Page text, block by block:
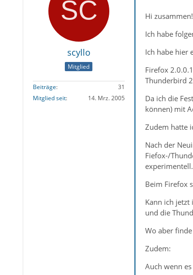
scyllo
Mitglied
Beiträge
31
Mitglied seit
14. Mrz. 2005
Hi zusammen!
Ich habe
Ich habe hier
Firefox
Thunderbird
Da ich die
können) mit
Zudem hatte
Nach der
Fiefox-/
experimentell.
Beim Firefox
Kann ich
und die
Wo aber
Zudem:
Auch wenn